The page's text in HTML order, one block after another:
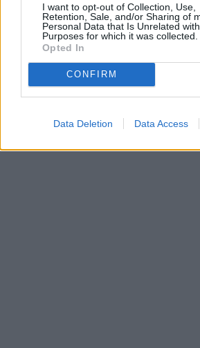
I want to opt-out of Collection, Use,
Retention, Sale, and/or Sharing of
Personal Data that Is Unrelated
Purposes for which it was collected.
Opted In
CONFIRM
Data Deletion Data Access